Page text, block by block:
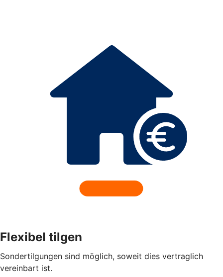
Flexibel tilgen
Sondertilgungen sind möglich, soweit dies vertraglich
vereinbart ist.